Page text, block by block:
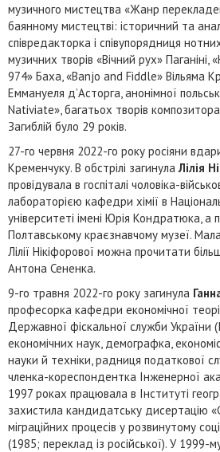
музичного мистецтва «Жанр
баянному мистецтві: історичний та
співредакторка і співупорядниця
музичних творів «Вічний рух»
974» Баха, «Banjo and Fiddle» Вільяма
Еммануеля д’Асторга, анонімної
Nativiate», багатьох творів
Загиблій було 29 років.
27-го червня 2022-го року росіяни
Кременчуку. В обстрілі загинулаЛілія
провідувала в госпіталі чоловіка-
лабораторією кафедри хімії в
університеті імені Юрія Кондратюка, а
Полтавському краєзнавчому музеї.
Лілії Нікіфорової можна прочитати
Антона Сененка.
9-го травня 2022-го року загинула
професорка кафедри економічної
Державної фіскальної служби України
економічних наук, демографка,
науки й техніки, радниця податкової
членка-кореспондентка Інженерної
1997 роках працювала в Інституті
захистила кандидатську дисертацію
міграційних процесів у розвинутому
(1985; переклад із російської). У 1999-